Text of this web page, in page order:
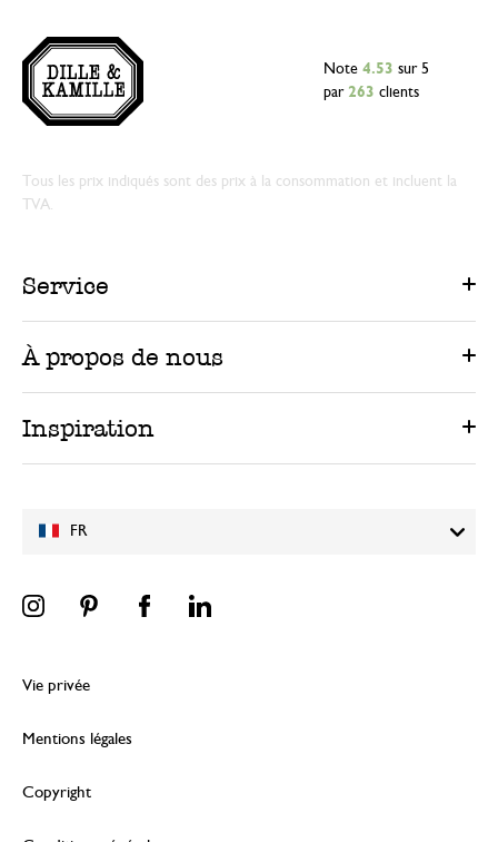
FR
Note 4.53 sur 5
par 263 clients
Tous les prix indiqués sont des prix à la consommation et incluent la
TVA.
Service
À propos de nous
Inspiration
Vie privée
Mentions légales
Copyright